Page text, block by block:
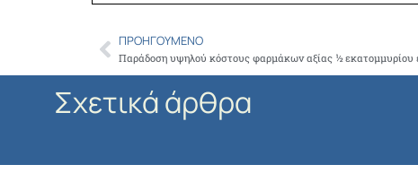
Prev
ΠΡΟΗΓΟΎΜΕΝΟ
Σχετικά άρθρα